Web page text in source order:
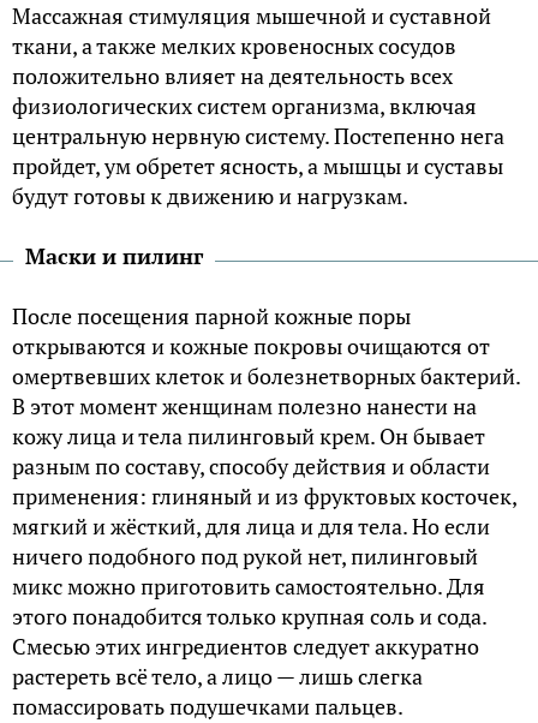
Массажная стимуляция мышечной и суставной
ткани, а также мелких кровеносных сосудов
положительно влияет на деятельность всех
физиологических систем организма, включая
центральную нервную систему. Постепенно нега
пройдет, ум обретет ясность, а мышцы и суставы
будут готовы к движению и нагрузкам.
Маски и пилинг
После посещения парной кожные поры
открываются и кожные покровы очищаются от
омертвевших клеток и болезнетворных бактерий.
В этот момент женщинам полезно нанести на
кожу лица и тела пилинговый крем. Он бывает
разным по составу, способу действия и области
применения: глиняный и из фруктовых косточек,
мягкий и жёсткий, для лица и для тела. Но если
ничего подобного под рукой нет, пилинговый
микс можно приготовить самостоятельно. Для
этого понадобится только крупная соль и сода.
Смесью этих ингредиентов следует аккуратно
растереть всё тело, а лицо — лишь слегка
помассировать подушечками пальцев.